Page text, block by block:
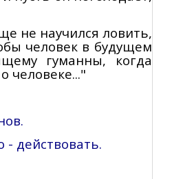
не научился ловить,
человек в будущем
гуманны, когда
человеке..."
действовать.